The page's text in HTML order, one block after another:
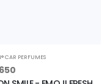
CAR PERFUMES